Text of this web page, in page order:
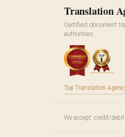
Translation
Certified document
authorities.
Top Translation
We accept: credit/